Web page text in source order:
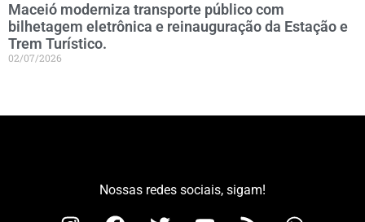
Maceió moderniza transporte público com
bilhetagem eletrônica e reinauguração da Estação e
Trem Turístico.
02/07/2026
Nossas redes sociais, sigam!